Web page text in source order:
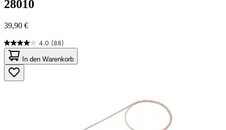
28010
39,90 €
4.0 (88)
4.0
von
5
Sternen.
88
In den Warenkorb